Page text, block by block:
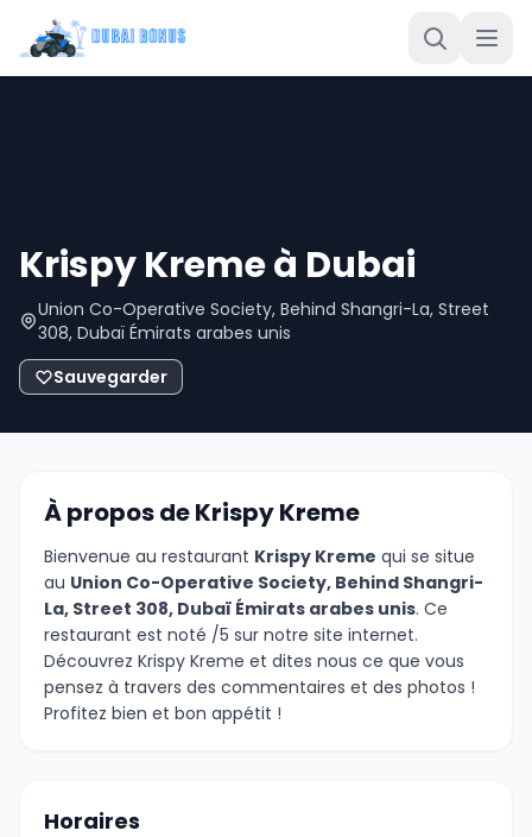
Krispy Kreme à Dubai
Union Co-Operative Society, Behind Shangri-La, Street
308, Dubaï Émirats arabes unis
Sauvegarder
À propos de Krispy Kreme
Bienvenue au restaurant Krispy Kreme qui se situe
au Union Co-Operative Society, Behind Shangri-
La, Street 308, Dubaï Émirats arabes unis. Ce
restaurant est noté /5 sur notre site internet.
Découvrez Krispy Kreme et dites nous ce que vous
pensez à travers des commentaires et des photos !
Profitez bien et bon appétit !
Horaires